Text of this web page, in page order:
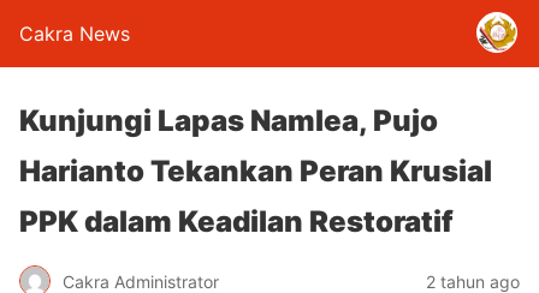
Cakra News
Kunjungi Lapas Namlea, Pujo
Harianto Tekankan Peran Krusial
PPK dalam Keadilan Restoratif
Cakra Administrator 2 tahun ago